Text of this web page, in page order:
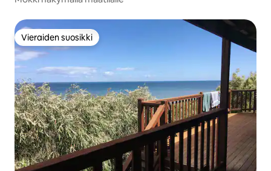
Vieraiden suosikki
Vieraiden suosikki